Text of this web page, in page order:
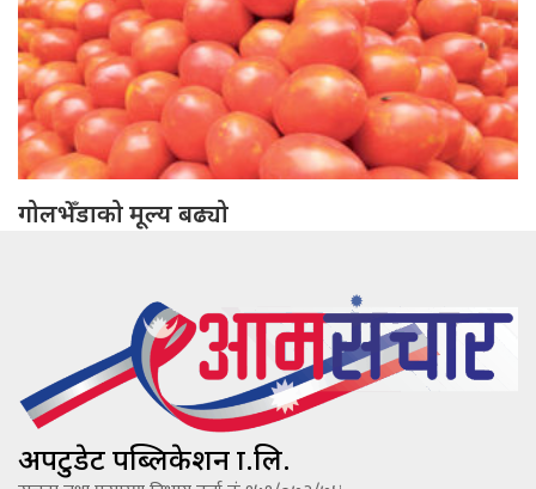
गोलभेँडाको मूल्य बढ्यो
अपटुडेट पब्लिकेशन प्रा.लि.